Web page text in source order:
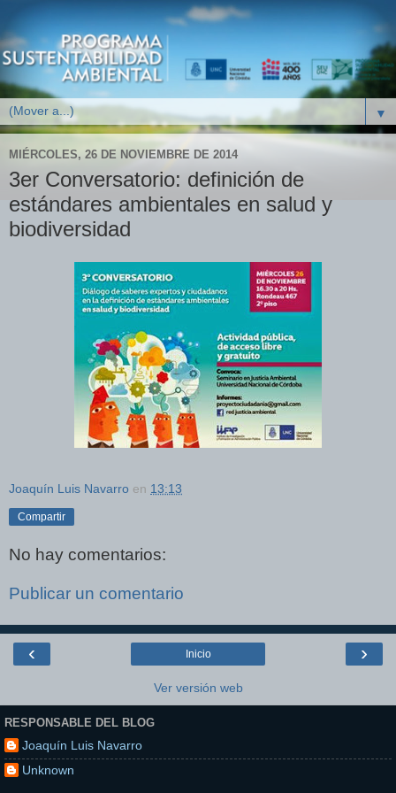
▼
MIÉRCOLES, 26 DE NOVIEMBRE DE 2014
3er Conversatorio: definición de
estándares ambientales en salud y
biodiversidad
Joaquín Luis Navarro en 13:13
Compartir
No hay comentarios:
Publicar un comentario
‹ ›
Inicio
Ver versión web
RESPONSABLE DEL BLOG
Joaquín Luis Navarro
Unknown